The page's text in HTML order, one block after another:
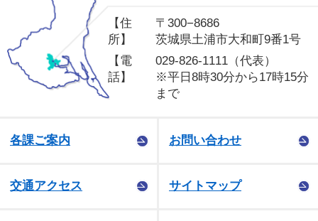
【住
所】
〒300−8686
茨城県土浦市大和町9番1号
【電
話】
029-826-1111（代表）
※平日8時30分から17時15分
まで
各課ご案内 お問い合わせ
交通アクセス サイトマップ